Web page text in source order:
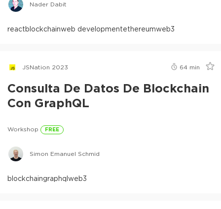
Nader Dabit
reactblockchainweb developmentethereumweb3
JSNation 2023 64 min
Consulta De Datos De Blockchain
Con GraphQL
Workshop FREE
Simon Emanuel Schmid
blockchaingraphqlweb3